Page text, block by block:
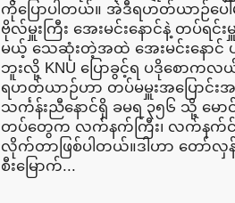
ကိုပြောပါတယ်။ အဲဒီရဟတ်ယာဉ်ပေါ်
ဗိုလ်မှူးကြီး အေးမင်းနောင်နဲ့ တပ်ရ
မယ့် သေဆုံးတဲ့အထဲ အေးမင်းနောင်
ဘူးလို့ KNU ပြောခွင့်ရ ပဒိုစောကလ
ရဟတ်ယာဉ်ဟာ တပ်မမှူးအပြောင်
သင်္ကန်းညီနောင်ရှိ ခမရ ၃၅၆ သို့ မောင်
တပ်တွေက လက်နက်ကြီး၊ လက်နက်င်
လိုက်တာဖြစ်ပါတယ်။ဒါဟာ တော်
စီးမြောက်...